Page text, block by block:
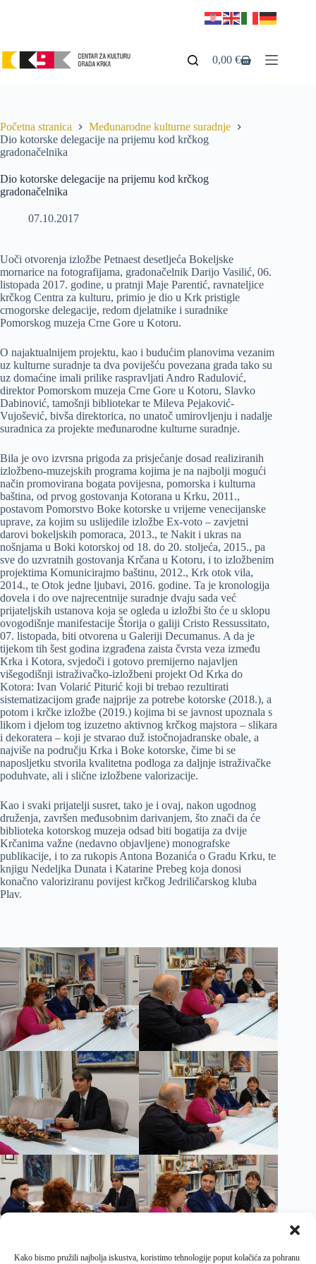
Kako bismo pružili najbolja iskustva, koristimo tehnologije poput kolačića za pohranu
0,00€
Početna stranica
Međunarodne kulturne suradnje
Dio kotorske delegacije na prijemu kod krčkog
gradonačelnika
Dio kotorske delegacije na prijemu kod krčkog
gradonačelnika
07.10.2017
Uoči otvorenja izložbe Petnaest desetljeća Bokeljske
mornarice na fotografijama, gradonačelnik Darijo Vasilić, 06.
listopada 2017. godine, u pratnji Maje Parentić, ravnateljice
krčkog Centra za kulturu, primio je dio u Krk pristigle
crnogorske delegacije, redom djelatnike i suradnike
Pomorskog muzeja Crne Gore u Kotoru.
O najaktualnijem projektu, kao i budućim planovima vezanim
uz kulturne suradnje ta dva poviješću povezana grada tako su
uz domaćine imali prilike raspravljati Andro Radulović,
direktor Pomorskom muzeja Crne Gore u Kotoru, Slavko
Dabinović, tamošnji bibliotekar te Mileva Pejaković-
Vujošević, bivša direktorica, no unatoč umirovljenju i nadalje
suradnica za projekte međunarodne kulturne suradnje.
Bila je ovo izvrsna prigoda za prisjećanje dosad realiziranih
izložbeno-muzejskih programa kojima je na najbolji mogući
način promovirana bogata povijesna, pomorska i kulturna
baština, od prvog gostovanja Kotorana u Krku, 2011.,
postavom Pomorstvo Boke kotorske u vrijeme venecijanske
uprave, za kojim su uslijedile izložbe Ex-voto – zavjetni
darovi bokeljskih pomoraca, 2013., te Nakit i ukras na
nošnjama u Boki kotorskoj od 18. do 20. stoljeća, 2015., pa
sve do uzvratnih gostovanja Krčana u Kotoru, i to izložbenim
projektima Komunicirajmo baštinu, 2012., Krk otok vila,
2014., te Otok jedne ljubavi, 2016. godine. Ta je kronologija
dovela i do ove najrecentnije suradnje dvaju sada već
prijateljskih ustanova koja se ogleda u izložbi što će u sklopu
ovogodišnje manifestacije Štorija o galiji Cristo Ressussitato,
07. listopada, biti otvorena u Galeriji Decumanus. A da je
tijekom tih šest godina izgrađena zaista čvrsta veza između
Krka i Kotora, svjedoči i gotovo premijerno najavljen
višegodišnji istraživačko-izložbeni projekt Od Krka do
Kotora: Ivan Volarić Piturić koji bi trebao rezultirati
sistematizacijom građe najprije za potrebe kotorske (2018.), a
potom i krčke izložbe (2019.) kojima bi se javnost upoznala s
likom i djelom tog izuzetno aktivnog krčkog majstora – slikara
i dekoratera – koji je stvarao duž istočnojadranske obale, a
najviše na području Krka i Boke kotorske, čime bi se
naposljetku stvorila kvalitetna podloga za daljnje istraživačke
poduhvate, ali i slične izložbene valorizacije.
Kao i svaki prijatelji susret, tako je i ovaj, nakon ugodnog
druženja, završen međusobnim darivanjem, što znači da će
biblioteka kotorskog muzeja odsad biti bogatija za dvije
Krčanima važne (nedavno objavljene) monografske
publikacije, i to za rukopis Antona Bozanića o Gradu Krku, te
knjigu Nedeljka Dunata i Katarine Prebeg koja donosi
konačno valoriziranu povijest krčkog Jedriličarskog kluba
Plav.